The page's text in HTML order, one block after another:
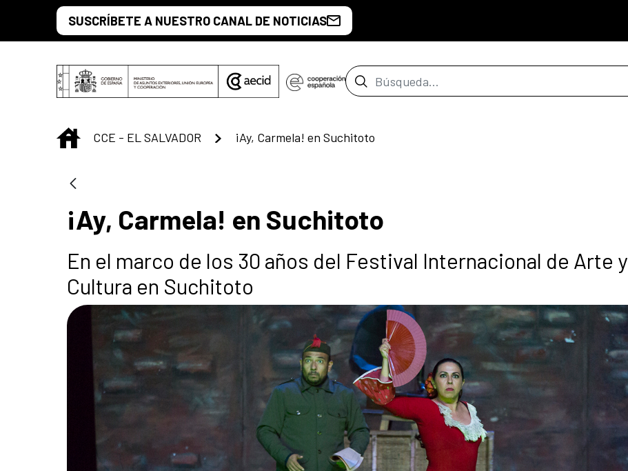
Saltar al contenido principal
SUSCRÍBETE A NUESTRO CANAL DE NOTICIAS
Barra de búsqueda
INICIO
CCE - EL SALVADOR ¡Ay, Carmela! en Suchitoto
¡Ay, Carmela! en Suchitoto
En el marco de los 30 años del Festival Internacional de Arte y
Cultura en Suchitoto